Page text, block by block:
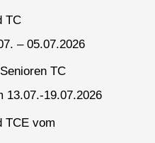
TC
– 05.07.2026
TC
13.07.-19.07.2026
TCE vom